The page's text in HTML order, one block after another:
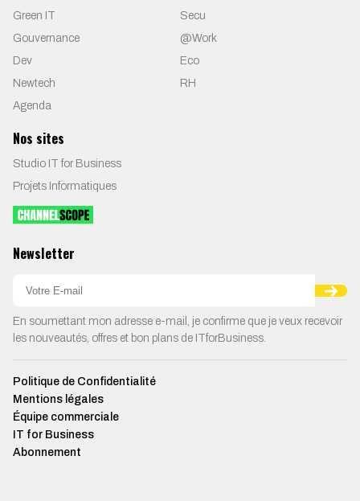
Green IT
Secu
Gouvernance
@Work
Dev
Eco
Newtech
RH
Agenda
Nos sites
Studio IT for Business
Projets Informatiques
Newsletter
En soumettant mon adresse e-mail, je confirme que je veux recevoir
les nouveautés, offres et bon plans de ITforBusiness.
Politique de Confidentialité
Mentions légales
Équipe commerciale
IT for Business
Abonnement